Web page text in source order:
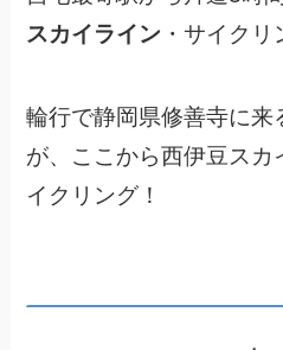
スカイライン ・サイクリ
輪行で静岡県修善寺に来
が、ここから西伊豆スカ
イクリング！